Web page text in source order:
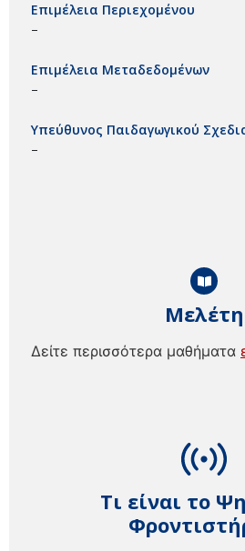
Τι είναι το
Μελέτη
Δείτε περισσότερα μαθήματα
Επιμέλεια Περιεχομένου
–
Επιμέλεια Μεταδεδομένων
–
Υπεύθυνος Παιδαγωγικού
–